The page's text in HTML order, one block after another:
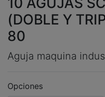
(DOBLE Y
80
Aguja maquina
Opciones